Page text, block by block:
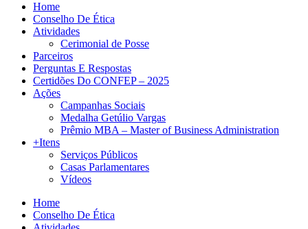
Home
Conselho De Ética
Atividades
Cerimonial de Posse
Parceiros
Perguntas E Respostas
Certidões Do CONFEP – 2025
Ações
Campanhas Sociais
Medalha Getúlio Vargas
Prêmio MBA – Master of Business Administration
+Itens
Serviços Públicos
Casas Parlamentares
Vídeos
Home
Conselho De Ética